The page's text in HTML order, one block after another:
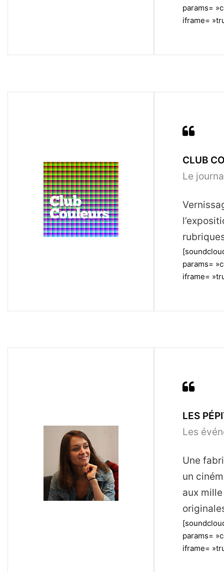
params=
iframe=
CLUB
Le
params=
iframe=
LES
Les
Une
un
aux
params=
iframe=